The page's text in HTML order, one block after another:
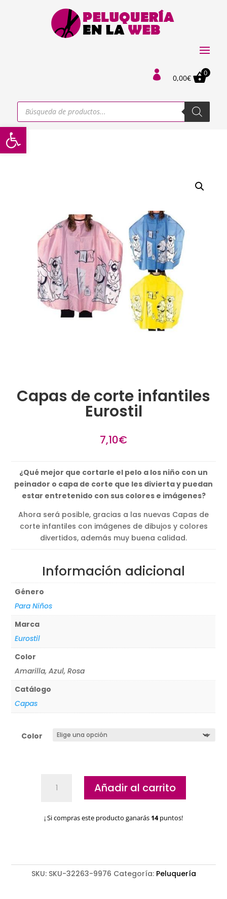
Abrir barra de herramientas
 0,00€
0
Búsqueda
productos
Capas de corte infantiles
Eurostil
7,10€
¿Qué mejor que cortarle el pelo a los niño con un
peinador o capa de corte que les divierta y puedan
estar entretenido con sus colores e imágenes?
Ahora será posible, gracias a las nuevas Capas de
corte infantiles con imágenes de dibujos y colores
divertidos, además muy buena calidad.
Información adicional
Género
Para Niños
Marca
Eurostil
Color
Amarilla, Azul, Rosa
Catálogo
Capas
Color
infantiles
Añadir al carrito
¡ Si compras este producto ganarás 14puntos!
SKU: SKU-32263-9976 Categoría: Peluquería